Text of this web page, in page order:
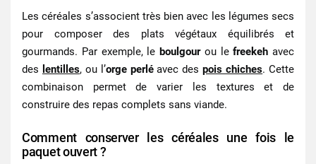
Les céréales s’associent très bien avec les légumes secs
pour composer des plats végétaux équilibrés et
gourmands. Par exemple, le boulgour ou lefreekeh avec
des lentilles, ou l’orge perléavec despois chiches. Cette
combinaison permet de varier les textures et de
construire des repas complets sans viande.
Comment conserver les céréales une fois le
paquet ouvert ?